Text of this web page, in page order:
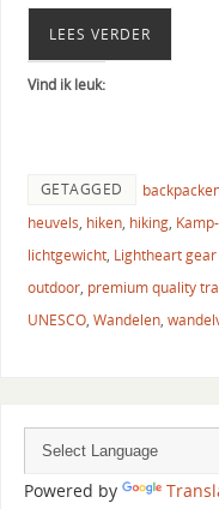
LEES VERDER
Vind ik leuk:
GETAGGED
heuvels, hiken, hiking,
lichtgewicht, Lightheart
outdoor, premium quality
UNESCO, Wandelen,
Powered by